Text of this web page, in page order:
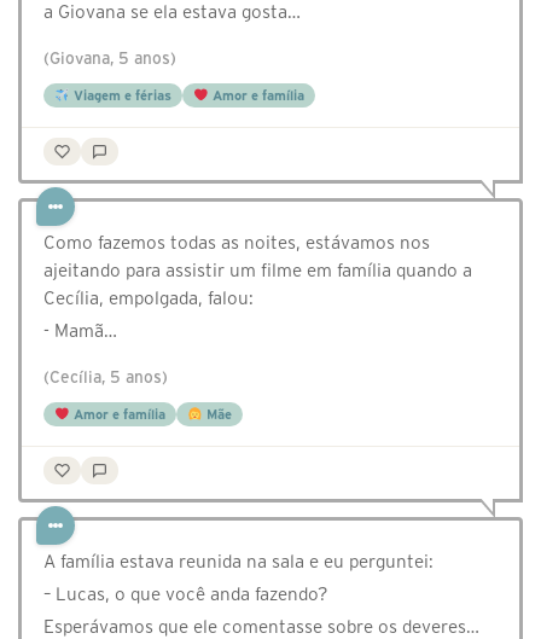
a Giovana se ela estava gosta…
(Giovana, 5 anos)
Viagem e férias Amor e família
Como fazemos todas as noites, estávamos nos
ajeitando para assistir um filme em família quando a
Cecília, empolgada, falou:
- Mamã…
(Cecília, 5 anos)
Amor e família Mãe
A família estava reunida na sala e eu perguntei:
– Lucas, o que você anda fazendo?
Esperávamos que ele comentasse sobre os deveres…